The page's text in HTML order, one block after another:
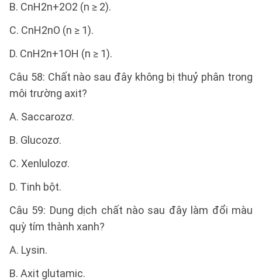
B. CnH2n+2O2 (n ≥ 2).
C. CnH2nO (n ≥ 1).
D. CnH2n+1OH (n ≥ 1).
Câu 58: Chất nào sau đây không bị thuỷ phân trong
môi trường axit?
A. Saccarozơ.
B. Glucozơ.
C. Xenlulozơ.
D. Tinh bột.
Câu 59: Dung dịch chất nào sau đây làm đổi màu
quỳ tím thành xanh?
A. Lysin.
B. Axit glutamic.